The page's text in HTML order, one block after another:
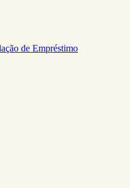
de Empréstimo